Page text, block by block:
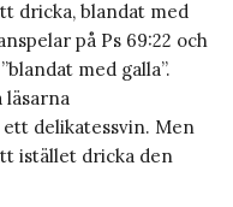
dricka, blandat med
på Ps 69:22 och
med galla”.
läsarna
delikatessvin. Men
istället dricka den